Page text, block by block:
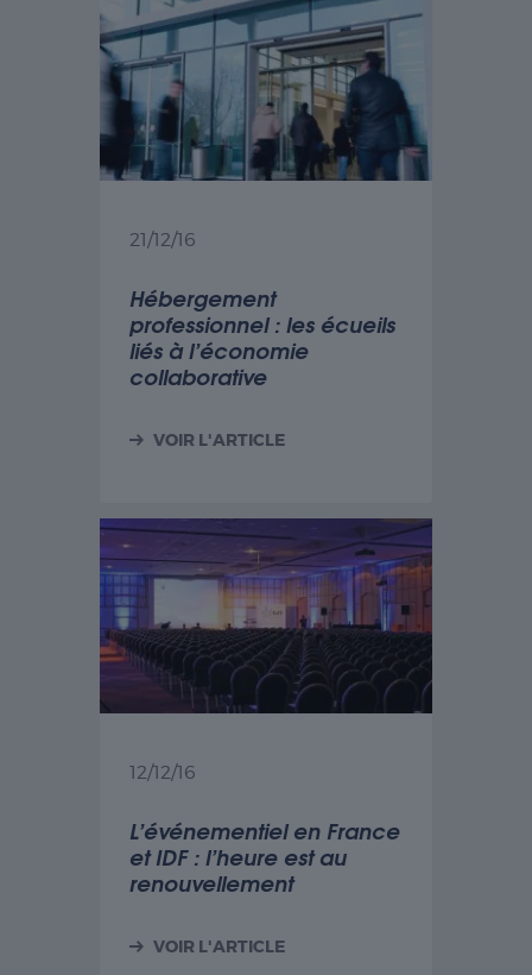
21/12/16
Hébergement
professionnel : les écueils
liés à l’économie
collaborative
VOIR L'ARTICLE
12/12/16
L’événementiel en France
et IDF : l’heure est au
renouvellement
VOIR L'ARTICLE